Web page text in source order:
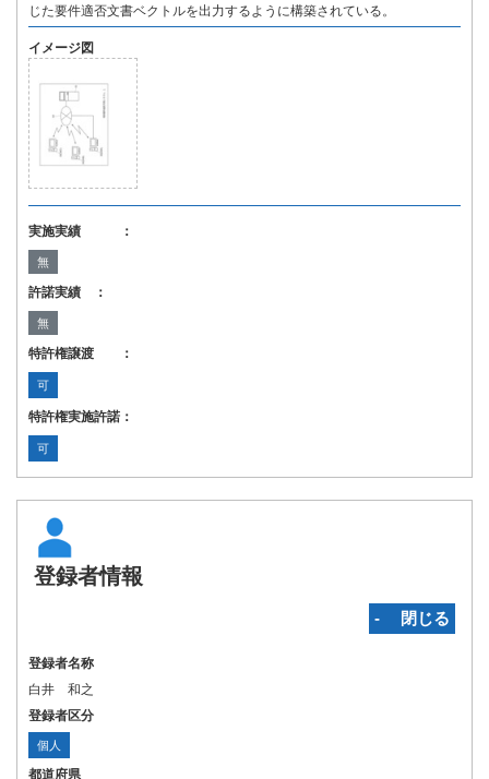
じた要件適否文書ベクトルを出力するように構築されている。
イメージ図
実施実績 ：
無
許諾実績 ：
無
特許権譲渡 ：
可
特許権実施許諾：
可
登録者情報
‐ 閉じる
登録者名称
白井 和之
登録者区分
個人
都道府県